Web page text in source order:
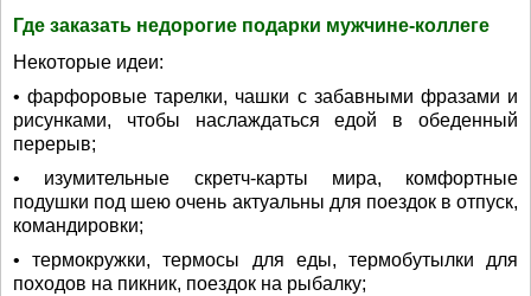
Где заказать недорогие подарки мужчине-коллеге
Некоторые идеи:
• фарфоровые тарелки, чашки с забавными фразами и
рисунками, чтобы наслаждаться едой в обеденный
перерыв;
• изумительные скретч-карты мира, комфортные
подушки под шею очень актуальны для поездок в отпуск,
командировки;
• термокружки, термосы для еды, термобутылки для
походов на пикник, поездок на рыбалку;